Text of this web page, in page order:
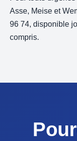
Asse, Meise et
96 74, disponible
compris.